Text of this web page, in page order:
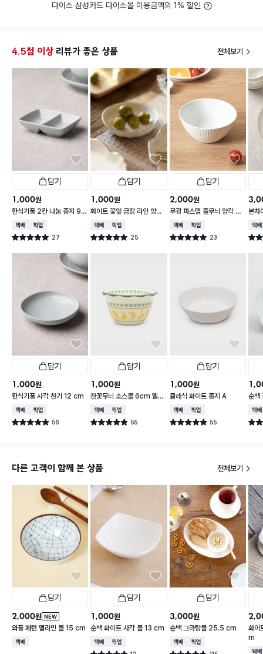
다이소 삼성카드 다이소몰 이용금액의 1% 할인
4.5점 이상 리뷰가 좋은 상품 전체보기
담기
1,000원
한식기풍 2칸 나눔 종지 9 c
m
택배배송매장픽업
별점 5.0점 27
건 작성
담기
1,000원
화이트 꽃잎 금장 라인 양각
종지 10 cm
택배배송매장픽업
별점 5.0점 25
건 작성
담기
2,000원
무광 파스텔 줄무늬 양각 대
접 13 cm
택배배송매장픽업
별점 5.0점 23
건 작성
본차
접
택배
별점
담기
1,000원
한식기풍 사각 찬기 12 cm
택배배송매장픽업
별점 4.9점 56
건 작성
담기
1,000원
잔꽃무늬 소스볼 6cm 옐로
우
택배배송매장픽업
별점 4.9점 55
건 작성
담기
1,000원
클래식 화이트 종지 A
택배배송매장픽업
별점 4.9점 55
건 작성
순백
택배
별점
다른 고객이 함께 본 상품 전체보기
담기
NEW
2,000원
와풍 패턴 멜라민 볼 15 cm
택배배송
담기
1,000원
순백 화이트 사각 볼 13 cm
택배배송매장픽업
담기
3,000원
순백 그라탕볼 25.5 cm
택배배송매장픽업
화이
m
택배